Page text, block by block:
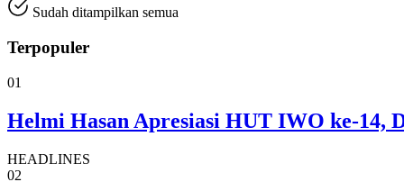
Sudah ditampilkan semua
Terpopuler
01
Helmi Hasan Apresiasi HUT IWO ke-14,
HEADLINES
02